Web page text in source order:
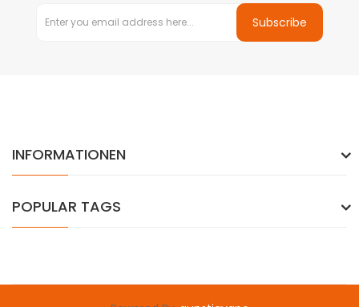
Subscribe
INFORMATIONEN
POPULAR TAGS